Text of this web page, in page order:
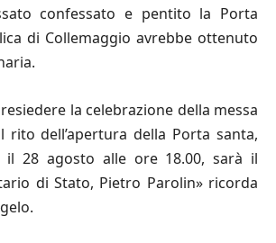
confessato e pentito la Porta
di Collemaggio avrebbe ottenuto
la celebrazione della messa
rito dell’apertura della Porta santa,
il 28 agosto alle ore 18.00, sarà il
di Stato, Pietro Parolin» ricorda